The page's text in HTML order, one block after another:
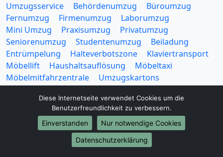
Umzugsservice Behördenumzug
Büroumzug
Fernumzug
Firmenumzug
Laborumzug
Mini Umzug
Praxisumzug
Privatumzug
Seniorenumzug
Studentenumzug
Beiladung
Entrümpelung
Halteverbotszone
Klaviertransport
Möbellift
Haushaltsauflösung
Möbeltaxi
Möbelmitfahrzentrale
Umzugskartons
Europa-Umzüge
Diese Internetseite verwendet Cookies um die
Benutzerfreundlichkeit zu verbessern.
Einverstanden
Nur notwendige Cookies
Datenschutzerklärung